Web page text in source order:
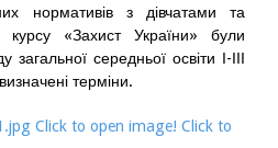
нормативів з дівчатами та
«Захист України» були
загальної середньої освіти І-ІІІ
терміни.
Click to open image! Click to